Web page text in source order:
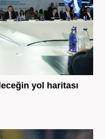
yol haritası